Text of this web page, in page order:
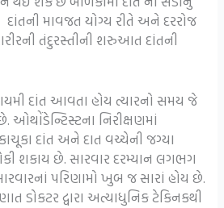
માવજત યોગ્ય રીતે અને દરરોજ
તંદુરસ્તીની શરુઆત દાંતની
દાંત આવતા હોય ત્યારનો સમય જે
ઓથોંડેન્ટિસ્ટના નિરીક્ષણમાં
દાંત અને દાત વચ્ચેની જગ્યા
શકાય છે. સારવાર દરમ્યાન લગભગ
પરિણામો ખુબ જ સારાં હોય છે.
ડોકટર દ્વારા અત્યાધુનિક ટેકિનકથી